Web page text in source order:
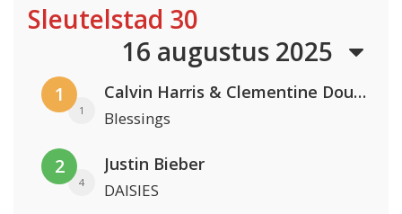
Sleutelstad 30
16 augustus 2025
1
1
Calvin Harris & Clementine Douglas
Blessings
2
4
Justin Bieber
DAISIES